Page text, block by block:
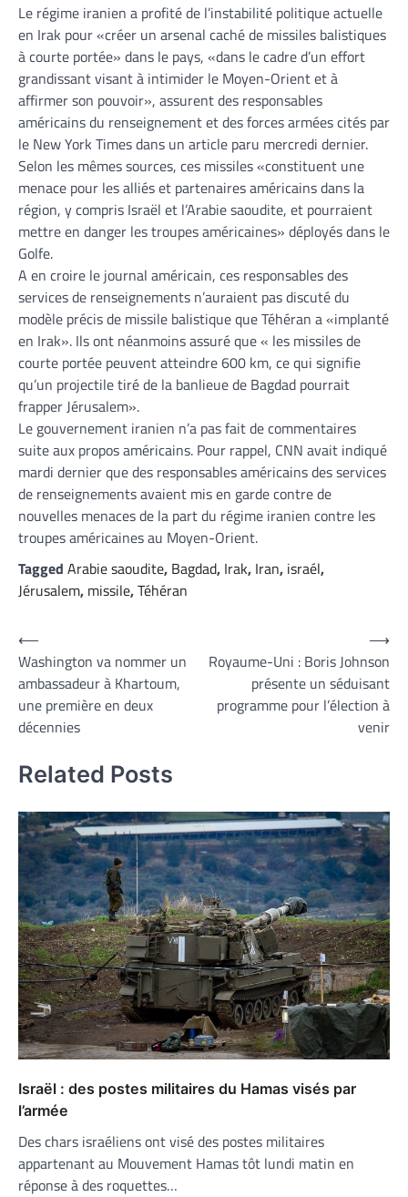
Le régime iranien a profité de l’instabilité politique actuelle
en Irak pour «créer un arsenal caché de missiles balistiques
à courte portée» dans le pays, «dans le cadre d’un effort
grandissant visant à intimider le Moyen-Orient et à
affirmer son pouvoir», assurent des responsables
américains du renseignement et des forces armées cités par
le New York Times dans un article paru mercredi dernier.
Selon les mêmes sources, ces missiles «constituent une
menace pour les alliés et partenaires américains dans la
région, y compris Israël et l’Arabie saoudite, et pourraient
mettre en danger les troupes américaines» déployés dans le
Golfe.
A en croire le journal américain, ces responsables des
services de renseignements n’auraient pas discuté du
modèle précis de missile balistique que Téhéran a «implanté
en Irak». Ils ont néanmoins assuré que « les missiles de
courte portée peuvent atteindre 600 km, ce qui signifie
qu’un projectile tiré de la banlieue de Bagdad pourrait
frapper Jérusalem».
Le gouvernement iranien n’a pas fait de commentaires
suite aux propos américains. Pour rappel, CNN avait indiqué
mardi dernier que des responsables américains des services
de renseignements avaient mis en garde contre de
nouvelles menaces de la part du régime iranien contre les
troupes américaines au Moyen-Orient.
Tagged Arabie saoudite, Bagdad, Irak, Iran, israél,
Jérusalem, missile,Téhéran
Navigation
de
l’article
⟵
Washington va nommer un
ambassadeur à Khartoum,
une première en deux
décennies
Royaume-Uni : Boris Johnson
présente un séduisant
programme pour l’élection à
venir
⟶
Related Posts
Israël : des postes militaires du Hamas visés par
l’armée
Des chars israéliens ont visé des postes militaires
appartenant au Mouvement Hamas tôt lundi matin en
réponse à des roquettes…